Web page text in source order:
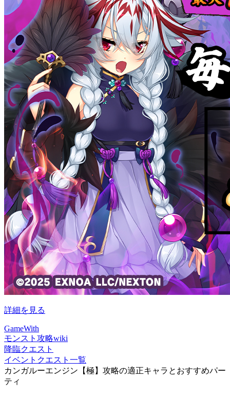
詳細を見る
GameWith
モンスト攻略wiki
降臨クエスト
イベントクエスト一覧
カンガルーエンジン【極】攻略の適正キャラとおすすめパー
ティ